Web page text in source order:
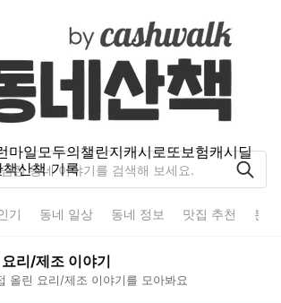
마일모두의챌린지캐시로또보험캐시딜
책산책 기록
기 동네 일상 동네 정보 맛집 추천 분
요리/제조 이야기
올린 요리/제조 이야기를 모아봐요